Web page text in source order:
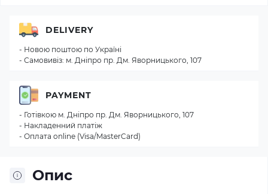
Опис
DELIVERY
- Новою поштою по Україні
- Самовивіз: м. Дніпро пр. Дм. Яворницького, 107
PAYMENT
- Готівкою м. Дніпро пр. Дм. Яворницького, 107
- Накладенний платіж
- Оплата online (Visa/MasterCard)